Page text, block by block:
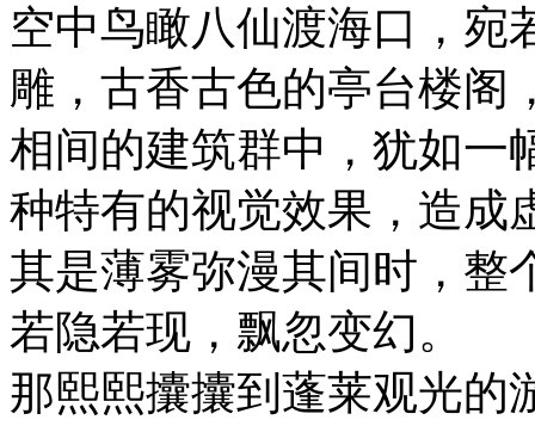
空中鸟瞰八仙渡海口，宛
雕，古香古色的亭台楼阁
相间的建筑群中，犹如一
种特有的视觉效果，造成
其是薄雾弥漫其间时，整
若隐若现，飘忽
那熙熙攮攮到蓬莱观光的